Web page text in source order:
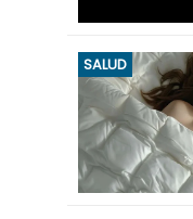
SALUD